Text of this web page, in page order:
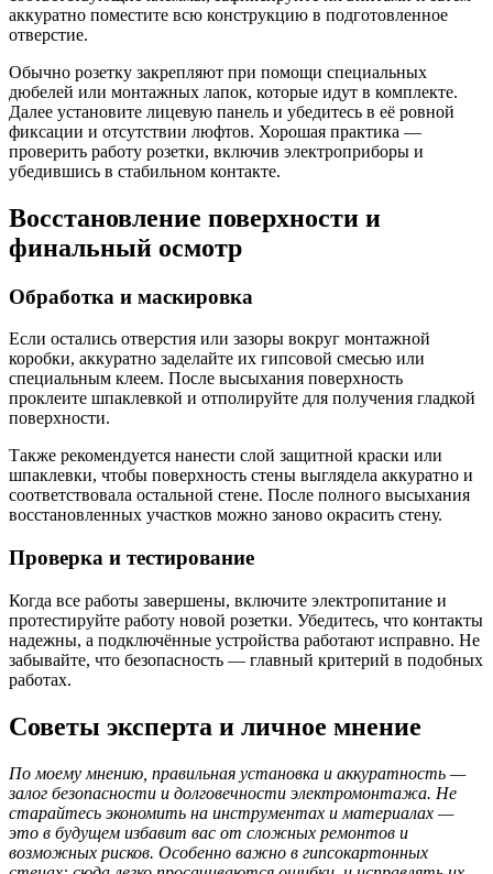
аккуратно поместите всю конструкцию в подготовленное
отверстие.
Обычно розетку закрепляют при помощи специальных
дюбелей или монтажных лапок, которые идут в комплекте.
Далее установите лицевую панель и убедитесь в её ровной
фиксации и отсутствии люфтов. Хорошая практика —
проверить работу розетки, включив электроприборы и
убедившись в стабильном контакте.
Восстановление поверхности и
финальный осмотр
Обработка и маскировка
Если остались отверстия или зазоры вокруг монтажной
коробки, аккуратно заделайте их гипсовой смесью или
специальным клеем. После высыхания поверхность
проклеите шпаклевкой и отполируйте для получения гладкой
поверхности.
Также рекомендуется нанести слой защитной краски или
шпаклевки, чтобы поверхность стены выглядела аккуратно и
соответствовала остальной стене. После полного высыхания
восстановленных участков можно заново окрасить стену.
Проверка и тестирование
Когда все работы завершены, включите электропитание и
протестируйте работу новой розетки. Убедитесь, что контакты
надежны, а подключённые устройства работают исправно. Не
забывайте, что безопасность — главный критерий в подобных
работах.
Советы эксперта и личное мнение
По моему мнению, правильная установка и аккуратность —
залог безопасности и долговечности электромонтажа. Не
старайтесь экономить на инструментах и материалах —
это в будущем избавит вас от сложных ремонтов и
возможных рисков. Особенно важно в гипсокартонных